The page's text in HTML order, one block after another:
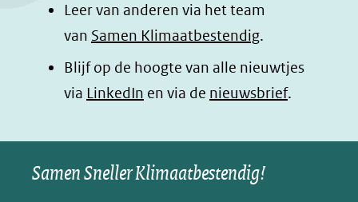
(opent
in
nieuw
venster)
naar
een
(opent
in
nieuw
venster)
naar
een
(opent
in
nieuw
venster)
naar
een
o
p
B
l
e
s
Leer van anderen via het team
van Samen Klimaatbestendig.
Blijf op de hoogte van alle nieuwtjes
via LinkedIn (opent
nieuw
venster)
en via de nieuwsbrief.
Samen Sneller Klimaatbestendig!